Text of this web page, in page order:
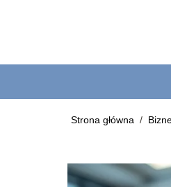
Strona główna /